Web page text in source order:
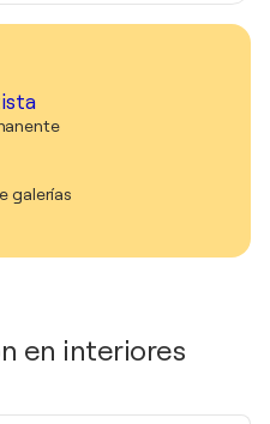
galerías
en interiores